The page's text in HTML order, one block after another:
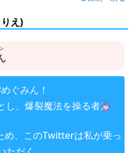
え)
ぐみん ！
し、爆裂魔法を操る者
め、このTwitterは私が乗っ